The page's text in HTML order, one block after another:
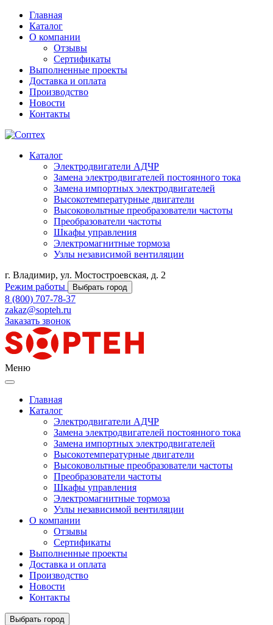
Главная
Каталог
О компании
Отзывы
Сертификаты
Выполненные проекты
Доставка и оплата
Производство
Новости
Контакты
Каталог
Электродвигатели АДЧР
Замена электродвигателей постоянного тока
Замена импортных электродвигателей
Высокотемпературные двигатели
Высоковольтные преобразователи частоты
Преобразователи частоты
Шкафы управления
Электромагнитные тормоза
Узлы независимой вентиляции
г. Владимир, ул. Мостостроевская, д. 2
Режим работы
Выбрать город
8 (800) 707-78-37
zakaz@sopteh.ru
Заказать звонок
Меню
Главная
Каталог
Электродвигатели АДЧР
Замена электродвигателей постоянного тока
Замена импортных электродвигателей
Высокотемпературные двигатели
Высоковольтные преобразователи частоты
Преобразователи частоты
Шкафы управления
Электромагнитные тормоза
Узлы независимой вентиляции
О компании
Отзывы
Сертификаты
Выполненные проекты
Доставка и оплата
Производство
Новости
Контакты
Выбрать город